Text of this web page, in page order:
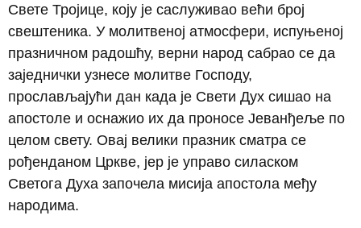
Свете Тројице, коју је саслуживао већи број
свештеника. У молитвеној атмосфери, испуњеној
празничном радошћу, верни народ сабрао се да
заједнички узнесе молитве Господу,
прослављајући дан када је Свети Дух сишао на
апостоле и оснажио их да проносе Јеванђеље по
целом свету. Овај велики празник сматра се
рођенданом Цркве, јер је управо силаском
Светога Духа започела мисија апостола међу
народима.